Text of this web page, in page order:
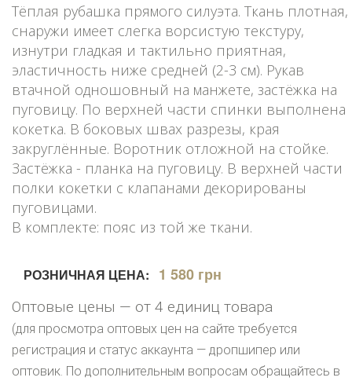
Тёплая рубашка прямого силуэта. Ткань плотная,
снаружи имеет слегка ворсистую текстуру,
изнутри гладкая и тактильно приятная,
эластичность ниже средней (2-3 см). Рукав
втачной одношовный на манжете, застёжка на
пуговицу. По верхней части спинки выполнена
кокетка. В боковых швах разрезы, края
закруглённые. Воротник отложной на стойке.
Застёжка - планка на пуговицу. В верхней части
полки кокетки с клапанами декорированы
пуговицами.
В комплекте: пояс из той же ткани.
РОЗНИЧНАЯ ЦЕНА: 1 580 грн
Оптовые цены — от 4 единиц товара
(для просмотра оптовых цен на сайте требуется
регистрация и статус аккаунта — дропшипер или
оптовик. По дополнительным вопросам обращайтесь в